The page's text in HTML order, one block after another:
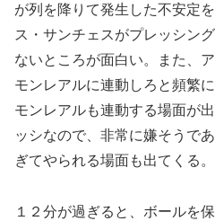
が列を降りて発生した不安定
ス・サンチェスがプレッシン
ないところが面白い。また、
モンレアルに連動しろと頻繁
モンレアルも連動する場面が
ッシなので、非常に嫌そうで
ぎてやられる場面も出てくる。
１２分が過ぎると、ボールを